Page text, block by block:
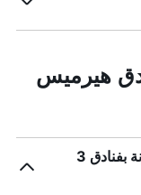
هيرميس
هل الأسعار في فندق هيرميس قابلة للمقارنة بفنادق 3